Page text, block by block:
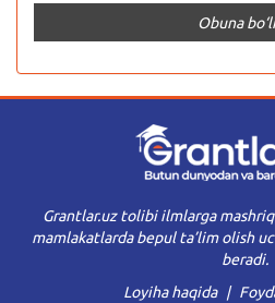
Grantlar.uz tolibi ilmlarga
mamlakatlarda bepul ta’lim olish
beradi.
Loyiha haqida